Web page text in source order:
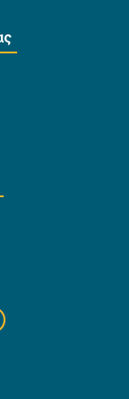
user/
www.linkedin.com/
https://